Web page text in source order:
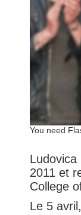
You need
2011 et
College
Le 5